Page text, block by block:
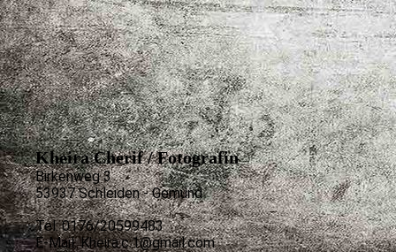
Kheira Cherif / Fotografin
Birkenweg 3
53937 Schleiden - Gemünd
Tel: 0176/20599483
E-Mail: Kheira.c.1@gmail.com